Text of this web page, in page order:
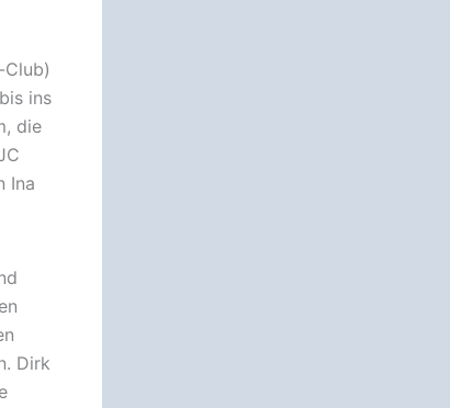
ins
die
Ina
Dirk